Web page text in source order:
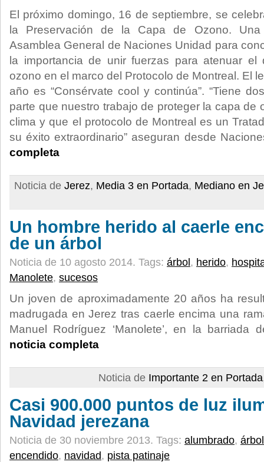
El próximo domingo, 16 de septiembre, se
la Preservación de la Capa de Ozono.
Asamblea General de Naciones Unidad para
la importancia de unir fuerzas para atenuar
ozono en el marco del Protocolo de Montreal. El
año es “Consérvate cool y continúa”. “Tiene
parte que nuestro trabajo de proteger la capa de
clima y que el protocolo de Montreal es un
su éxito extraordinario” aseguran desde
completa
Noticia de Jerez, Media 3 en Portada, Mediano en
Un hombre herido al caerle
de un árbol
Noticia de 10 agosto 2014. Tags: árbol , herido,
Manolete, sucesos
Un joven de aproximadamente 20 años ha
madrugada en Jerez tras caerle encima una
Manuel Rodríguez ‘Manolete’, en la barriada
noticia completa
Noticia de Importante 2 en Portada
Casi 900.000 puntos de luz
Navidad jerezana
Noticia de 30 noviembre 2013. Tags: alumbrado, árbol
encendido, navidad, pista patinaje